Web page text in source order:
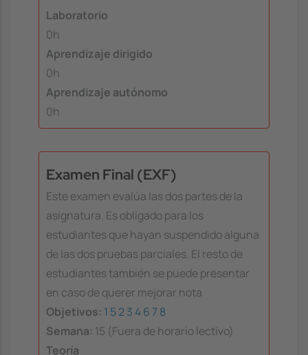
Laboratorio
0h
Aprendizaje dirigido
0h
Aprendizaje autónomo
0h
Examen Final (EXF)
Este examen evalúa las dos partes de la
asignatura. Es obligado para los
estudiantes que hayan suspendido alguna
de las dos pruebas parciales. El resto de
estudiantes también se puede presentar
en caso de querer mejorar nota
Objetivos: 1 523 46 7 8
Semana: 15 (Fuera de horario lectivo)
Teoría